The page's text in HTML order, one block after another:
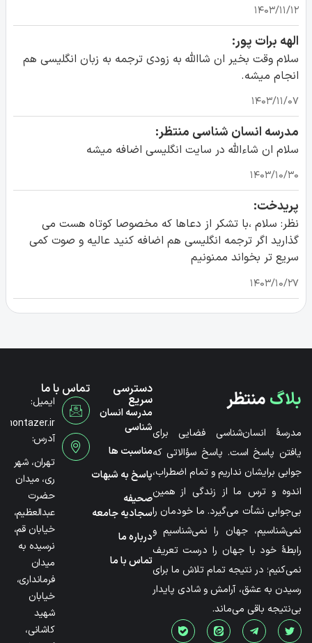
۱۴۰۳/۱۱/۱۲
الهه برات پور:
سلام وقت بخیر ان شاالله به زودی ترجمه به زبان انگلیسی هم
انجام میشه.
۱۴۰۳/۱۱/۰۷
مدرسه انسان شناسی منتظر:
سلام ان شاءالله در سایت انگلیسی اضافه میشه
۱۴۰۳/۱۰/۳۰
پریدخت:
نظر: سلام ،با تشکر از دعاها که مخصوصا کوتاه هست می
گذارید اگر ترجمه انگلیسی هم اضافه کنید عالیه و صوت کمی
سریع تر بخواند ممنونیم
۱۴۰۳/۱۰/۲۷
بلاگمنتظر
مدرسۀ انسان‌شناسی فضایی برای
یافتن پاسخ است. پاسخ سؤالاتی که
جوابی برایشان نداریم و تمام اضطراب،
اندوه و ترس ما از زندگی از همین
بی‌جوابی نشأت می‌گیرد. ما خودمان را
نمی‌شناسیم، جهان را نمی‌شناسیم و
رابطۀ خود با جهان را درست تعریف
نمی‌کنیم؛ در نتیجه تمام تلاش ما برای
رسیدن به عشق، آرامش و شادی پایدار
بی‌نتیجه باقی می‌ماند.
دسترسی
سریع
مدرسه انسان
شناسی
مناسبت ها
پاسخ به شبهات
صحیفه
سجادیه جامعه
درباره ما
تماس با ما
تماس با ما
ایمیل:
آدرس:
تهران، شهر
ری، میدان
حضرت
عبدالعظیم،
خیابان قم،
نرسیده به
میدان
فرمانداری،
خیابان
شهید
کاشانی،